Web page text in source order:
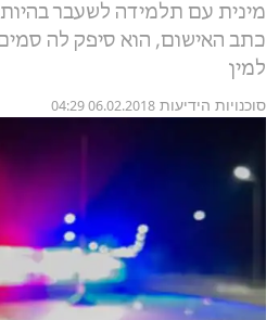
כתב האישום, הוא סיפק לה
למין
סוכנויות הידיעות 06.02.2018 04:29